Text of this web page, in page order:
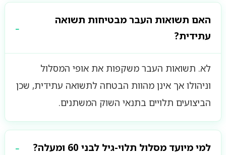
האם תשואות העבר מבטיחות תשואה
עתידית?
לא. תשואות העבר משקפות את אופי המסלול
וניהולו אך אינן מהוות הבטחה לתשואה עתידית, שכן
הביצועים תלויים בתנאי השוק המשתנים.
למי מיועד מסלול תלוי-גיל לבני 60 ומעלה?